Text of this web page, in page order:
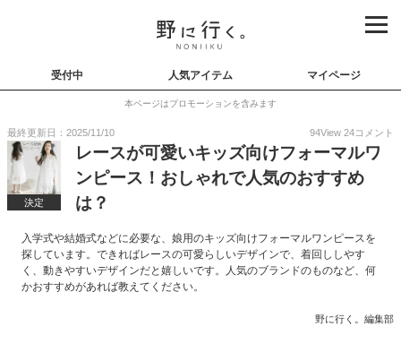
受付中 人気アイテム マイページ
本ページはプロモーションを含みます
最終更新日：2025/11/10 94View 24コメント
決定
レースが可愛いキッズ向けフォーマルワ
ンピース！おしゃれで人気のおすすめ
は？
入学式や結婚式などに必要な、娘用のキッズ向けフォーマルワンピースを
探しています。できればレースの可愛らしいデザインで、着回ししやす
く、動きやすいデザインだと嬉しいです。人気のブランドのものなど、何
かおすすめがあれば教えてください。
野に行く。編集部